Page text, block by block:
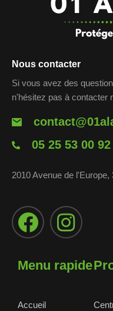
Nous contacter
Si vous avez des
n'hésitez pas à contacter
05 25 53 00 92
2010 Avenue de
Menu rapide
Accueil